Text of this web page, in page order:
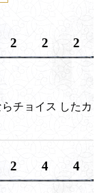
2 2 2
チョイス したカ
2 4 4